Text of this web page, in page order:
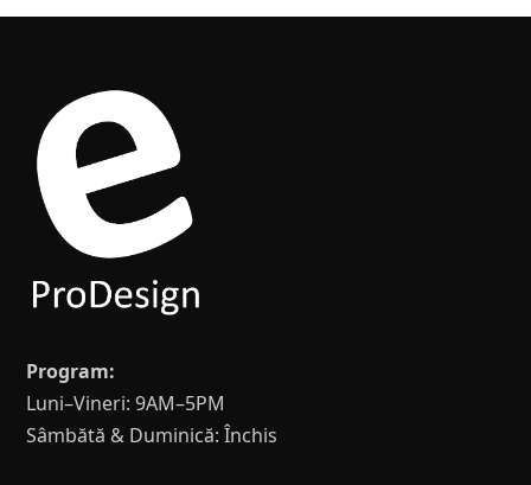
Program:
Luni–Vineri: 9AM–5PM
Sâmbătă & Duminică: Închis